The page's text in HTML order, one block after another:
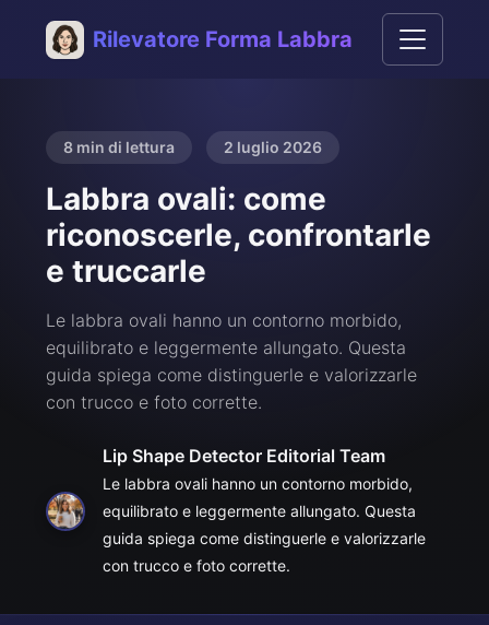
Rilevatore Forma Labbra
8 min di lettura 2 luglio 2026
Labbra ovali: come
riconoscerle, confrontarle
e truccarle
Le labbra ovali hanno un contorno morbido,
equilibrato e leggermente allungato. Questa
guida spiega come distinguerle e valorizzarle
con trucco e foto corrette.
Lip Shape Detector Editorial Team
Le labbra ovali hanno un contorno morbido,
equilibrato e leggermente allungato. Questa
guida spiega come distinguerle e valorizzarle
con trucco e foto corrette.